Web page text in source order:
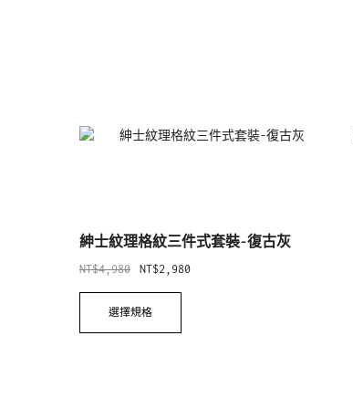
紳士紋理格紋三件式套裝-復古灰
NT$4,980 NT$2,980
選擇規格